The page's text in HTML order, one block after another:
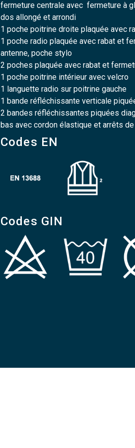
fermeture centrale avec fermeture à
dos allongé et arrondi
1 poche poitrine droite plaquée avec
1 poche radio plaquée avec rabat et
antenne, poche stylo
2 poches plaquée avec rabat et
1 poche poitrine intérieur avec velcro
1 languette radio sur poitrine gauche
1 bande réfléchissante verticale
2 bandes réfléchissantes piquées
bas avec cordon élastique et arrêts
Codes EN
Codes GIN